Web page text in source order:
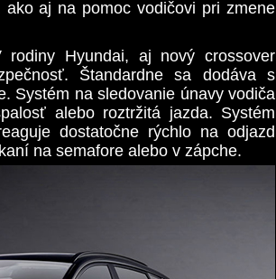
aj na pomoc vodičovi pri zmene
Hyundai, aj nový crossover
Štandardne sa dodáva s
Systém na sledovanie únavy vodiča
alebo roztržitá jazda. Systém
dostatočne rýchlo na odjazd
na semafore alebo v zápche.